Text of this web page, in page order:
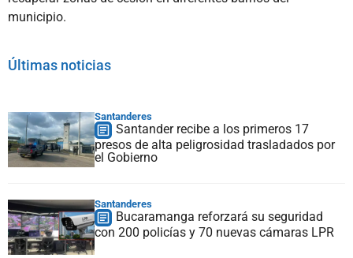
municipio.
Últimas noticias
Santanderes
Santander recibe a los primeros 17
presos de alta peligrosidad trasladados por
el Gobierno
Santanderes
Bucaramanga reforzará su seguridad
con 200 policías y 70 nuevas cámaras LPR